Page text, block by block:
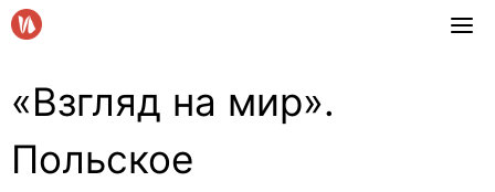
Skip
to
«Взгляд на мир».
Польское